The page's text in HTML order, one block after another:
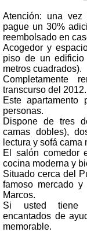
Atención: una vez
pague un 30%
reembolsado en
Acogedor y
piso de un
metros cuadrados).
Completamente
transcurso del 2012.
Este apartamento
personas.
Dispone de tres
camas dobles),
lectura y sofá cama
El salón comedor
cocina moderna y
Situado cerca del
famoso mercado
Marcos.
Si usted tiene
encantados de
memorable.